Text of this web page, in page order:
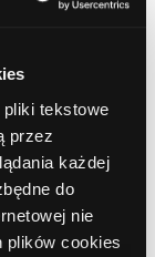
pliki tekstowe
przez
każdej
do
nie
plików cookies
Al.